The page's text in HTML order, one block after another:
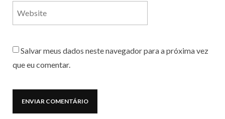
Salvar meus dados neste navegador para a próxima vez
que eu comentar.